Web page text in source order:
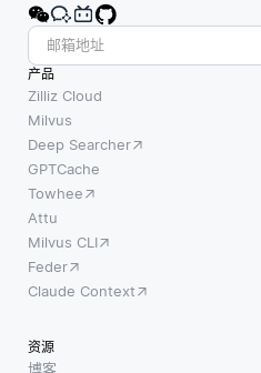
产品
Zilliz Cloud
Milvus
Deep Searcher
GPTCache
Towhee
Attu
Milvus CLI
Feder
Claude Context
资源
博客